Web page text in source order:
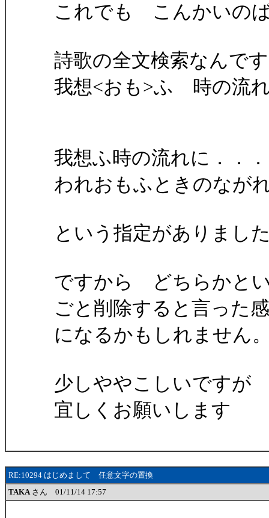
これでも こんかいの
詩歌の全文検索なんで
我想<おも>ふ 時の流
我想ふ時の流れに．．．
われおもふときのなが
という指定がありまし
ですから どちらかと
ごと削除すると言った
になるかもしれません
少しややこしいですが
宜しくお願いします
RE:10294 はじめまして 任意文字の置換
TAKAさん 01/11/14 17:57